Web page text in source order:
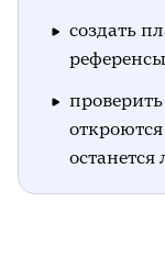
создать